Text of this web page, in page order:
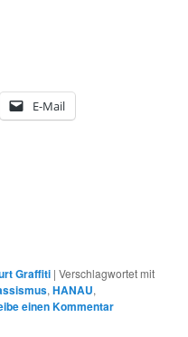
E-Mail
Graffiti |Verschlagwortet mit
,HANAU,
einen Kommentar